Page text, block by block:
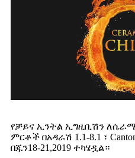
የቻይና ኢንትል ኢግዚቢሽን
ምርቶች በአዳራሽ 1.1-8.1 ፣ Canton
በጁን18-21,2019 ተካሄዷል።